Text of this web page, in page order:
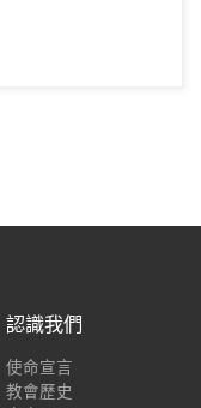
認識我們
使命宣言
教會歷史